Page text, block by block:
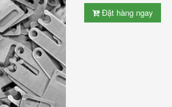
Đặt hàng ngay